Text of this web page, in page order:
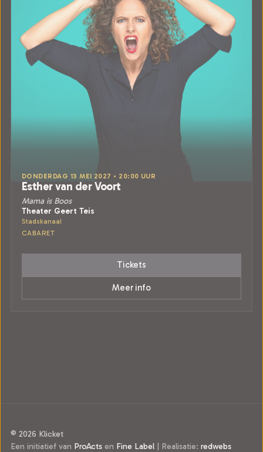
DONDERDAG 13 MEI 2027 • 20:00 UUR
Esther van der Voort
Mama is Boos
Theater Geert Teis
Stadskanaal
CABARET
Tickets
Meer info
© 2026 Klicket
Een initiatief van ProActs en Fine Label | Realisatie: redwebs